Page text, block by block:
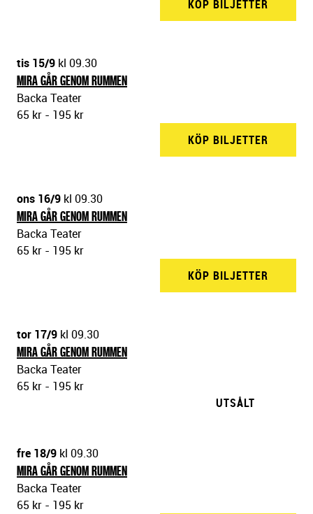
KÖP BILJETTER
tis 15/9 kl 09.30
MIRA GÅR GENOM RUMMEN
Backa Teater
65 kr - 195 kr
KÖP BILJETTER
ons 16/9 kl 09.30
MIRA GÅR GENOM RUMMEN
Backa Teater
65 kr - 195 kr
KÖP BILJETTER
tor 17/9 kl 09.30
MIRA GÅR GENOM RUMMEN
Backa Teater
65 kr - 195 kr
UTSÅLT
fre 18/9 kl 09.30
MIRA GÅR GENOM RUMMEN
Backa Teater
65 kr - 195 kr